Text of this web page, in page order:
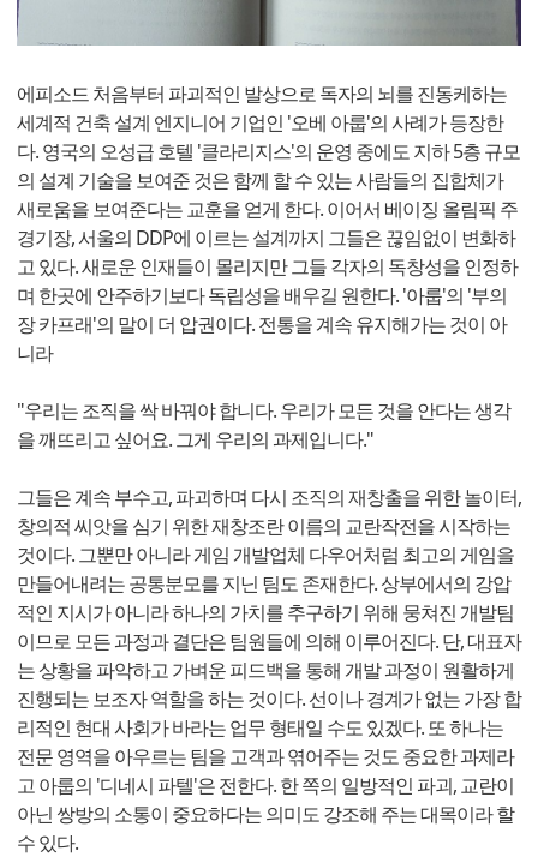
에피소드 처음부터 파괴적인 발상으로 독자의 뇌를 진동케하는
세계적 건축 설계 엔지니어 기업인 '오베 아룹'의 사례가 등장한
다. 영국의 오성급 호텔 '클라리지스'의 운영 중에도 지하 5층 규모
의 설계 기술을 보여준 것은 함께 할 수 있는 사람들의 집합체가
새로움을 보여준다는 교훈을 얻게 한다. 이어서 베이징 올림픽 주
경기장, 서울의 DDP에 이르는 설계까지 그들은 끊임없이 변화하
고 있다. 새로운 인재들이 몰리지만 그들 각자의 독창성을 인정하
며 한곳에 안주하기보다 독립성을 배우길 원한다. '아룹'의 '부의
장 카프래'의 말이 더 압권이다. 전통을 계속 유지해가는 것이 아
니라
"우리는 조직을 싹 바꿔야 합니다. 우리가 모든 것을 안다는 생각
을 깨뜨리고 싶어요. 그게 우리의 과제입니다."​
그들은 계속 부수고, 파괴하며 다시 조직의 재창출을 위한 놀이터,
창의적 씨앗을 심기 위한 재창조란 이름의 교란작전을 시작하는
것이다. 그뿐만 아니라 게임 개발업체 다우어처럼 최고의 게임을
만들어내려는 공통분모를 지닌 팀도 존재한다. 상부에서의 강압
적인 지시가 아니라 하나의 가치를 추구하기 위해 뭉쳐진 개발팀
이므로 모든 과정과 결단은 팀원들에 의해 이루어진다. 단, 대표자
는 상황을 파악하고 가벼운 피드백을 통해 개발 과정이 원활하게
진행되는 보조자 역할을 하는 것이다. 선이나 경계가 없는 가장 합
리적인 현대 사회가 바라는 업무 형태일 수도 있겠다. 또 하나는
전문 영역을 아우르는 팀을 고객과 엮어주는 것도 중요한 과제라
고 아룹의 '디네시 파텔'은 전한다. 한 쪽의 일방적인 파괴, 교란이
아닌 쌍방의 소통이 중요하다는 의미도 강조해 주는 대목이라 할
수 있다.